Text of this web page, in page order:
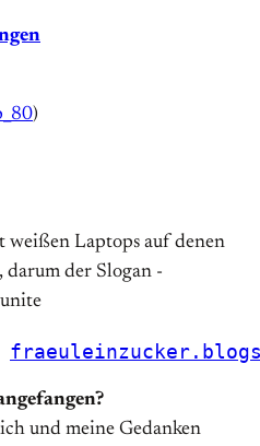
)
und meine Gedanken